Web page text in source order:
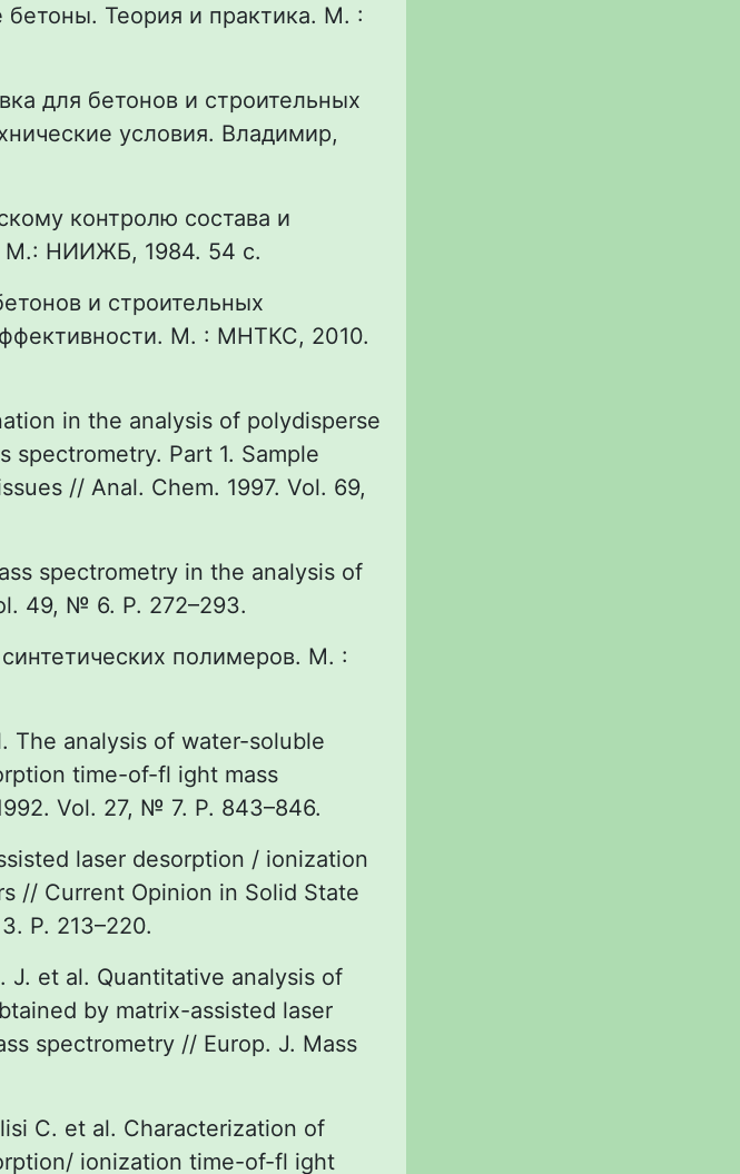
Теория и практика. М. :
для бетонов и строительных
условия. Владимир,
контролю состава и
М.: НИИЖБ, 1984. 54 с.
и строительных
М. : МНТКС, 2010.
in the analysis of polydisperse
spectrometry. Part 1. Sample
// Anal. Chem. 1997. Vol. 69,
spectrometry in the analysis of
49, № 6. P. 272–293.
полимеров. М. :
The analysis of water-soluble
time-of-fl ight mass
Vol. 27, № 7. P. 843–846.
laser desorption / ionization
// Current Opinion in Solid State
P. 213–220.
J. et al. Quantitative analysis of
by matrix-assisted laser
spectrometry // Europ. J. Mass
C. et al. Characterization of
ionization time-of-fl ight